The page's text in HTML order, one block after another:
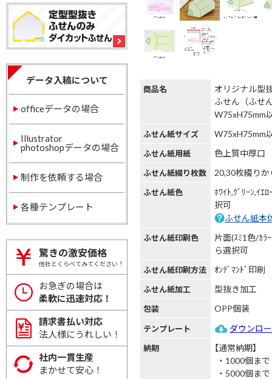
データ入稿について
officeデータの場合
Illustrator
photoshopデータの場合
制作を依頼する場合
各種テンプレート
驚きの激安価格
他社とくらべてみてください！
お急ぎの場合は
柔軟に迅速対応！
請求書払い対応
法人様にうれしい！
社内一貫生産
まかせて安心！
商品名
オリジナル型
ふせん（ふせ
W75xH75mm
ふせん紙サイズ W75xH75mm
ふせん紙用紙 色上質中厚口
ふせん紙綴り枚数 20,30枚綴り
ふせん紙色
ﾎﾜｲﾄ,ｸﾞﾘｰﾝ,ｲｴ
択可
ふせん紙
ふせん紙印刷色
片面(ｽﾐ1色/ｶﾗ
ら選択可
ふせん紙印刷方法 ｵﾝﾃﾞﾏﾝﾄﾞ印刷
ふせん紙加工 型抜き加工
包装 OPP個装
テンプレート ダウンロ
納期
【通常納期】
1000個まで
5000個まで